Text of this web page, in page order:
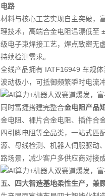
电路
材料与核心工艺实现自主突破，
理技术，高端合金电阻温漂低至
级电子束焊接工艺，焊点致密无
持续检测需求。
全线产品拥有 IATF16949 车规
波动极小，可抵御频繁瞬时电流冲
同时富捷搭建完整合金电阻产品
金电阻、裸片合金电阻、插件合
四引脚电阻等全品类，一站式匹
源、母线检测、机器人伺服驱动
路场景，减少客户多供应商对接成
五、四大智造基地柔性生产，兼